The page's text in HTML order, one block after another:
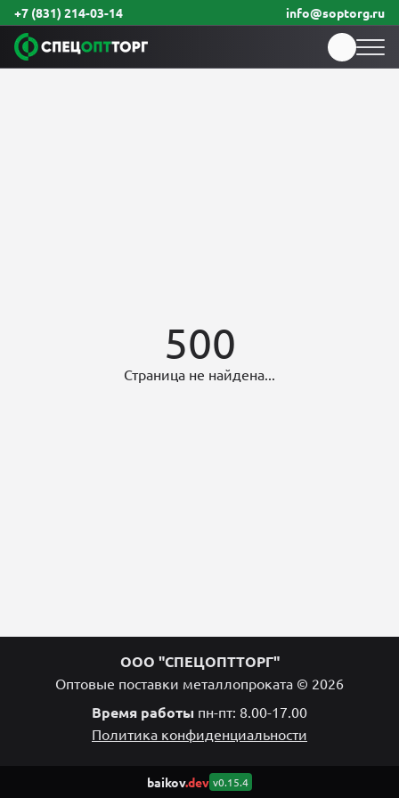
+7 (831) 214-03-14 info@soptorg.ru
500
Страница не найдена...
ООО "СПЕЦОПТТОРГ"
Оптовые поставки металлопроката © 2026
Время работы пн-пт: 8.00-17.00
Политика конфиденциальности
baikov.dev v0.15.4